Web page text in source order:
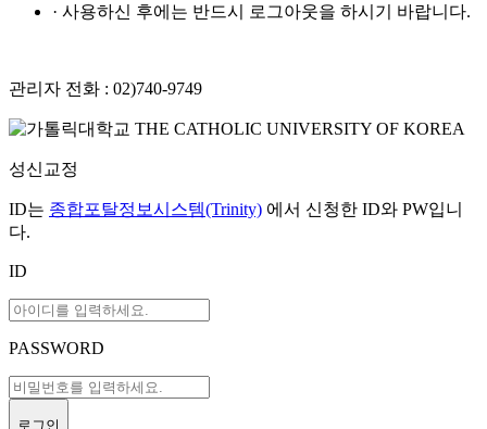
· 사용하신 후에는 반드시 로그아웃을 하시기 바랍니다.
관리자 전화 : 02)740-9749
성신교정
ID는 종합포탈정보시스템(Trinity) 에서 신청한 ID와 PW입니
다.
ID
PASSWORD
로그인